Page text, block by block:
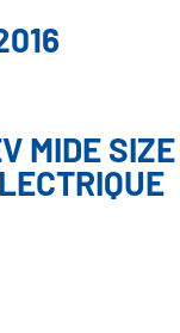
MIDE SIZE